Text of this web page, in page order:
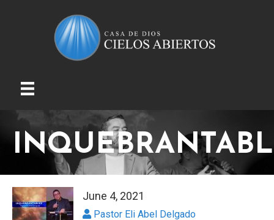
June 4, 2021
Pastor Eli Abel Delgado